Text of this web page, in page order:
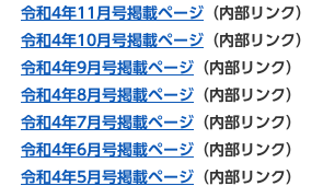
令和4年11月号掲載ページ （内部リンク）
令和4年10月号掲載ページ （内部リンク）
令和4年9月号掲載ページ （内部リンク）
令和4年8月号掲載ページ （内部リンク）
令和4年7月号掲載ページ （内部リンク）
令和4年6月号掲載ページ （内部リンク）
令和4年5月号掲載ページ （内部リンク）